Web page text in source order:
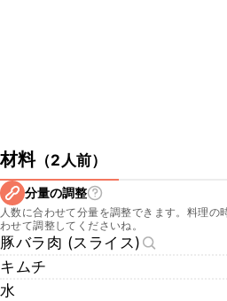
材料（2人前）
分量の調整
人数に合わせて分量を調整できます。料理の
わせて調整してくださいね。
豚バラ肉 (スライス)
キムチ
水